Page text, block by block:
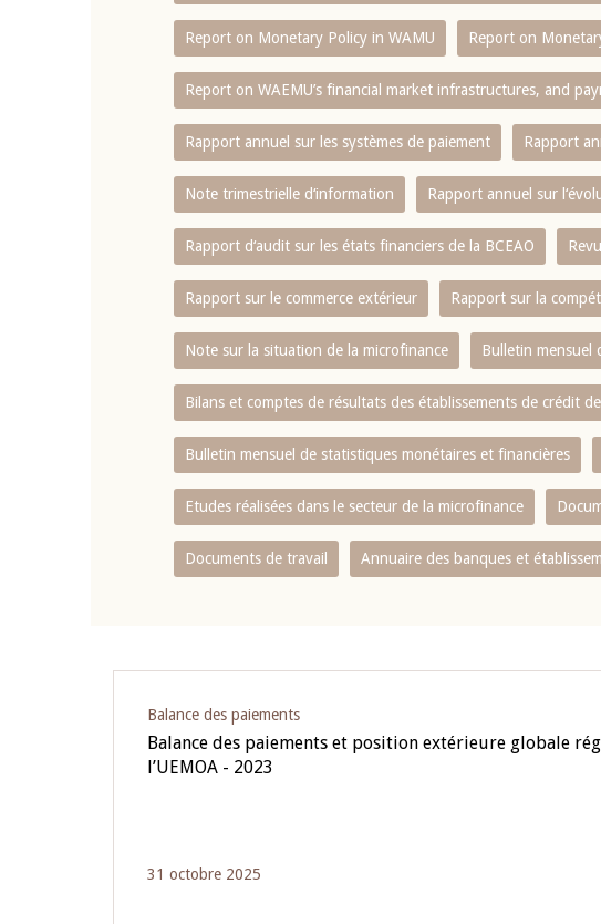
Report on Monetary Policy in WAMU Report on
Report on WAEMU’s financial market infrastructures, and
Rapport annuel sur les systèmes de paiement Rapport
Note trimestrielle d‘information Rapport annuel sur
Rapport d‘audit sur les états financiers de la BCEAO
Rapport sur le commerce extérieur Rapport sur la
Note sur la situation de la microfinance Bulletin mensuel
Bilans et comptes de résultats des établissements de crédit de
Bulletin mensuel de statistiques monétaires et financières
Etudes réalisées dans le secteur de la microfinance
Documents de travail Annuaire des banques et
Balance des paiements
Balance des paiements et position extérieure globale
l’UEMOA - 2023
31 octobre 2025